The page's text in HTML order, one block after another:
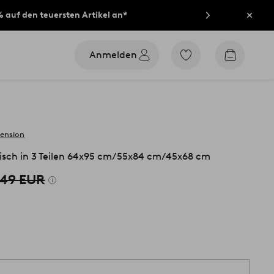
auf den teuersten Artikel an*
Anmelden
Zu
Zum
in 3 Teilen 64x95 cm/55x84 cm/45x68 cm
EUR